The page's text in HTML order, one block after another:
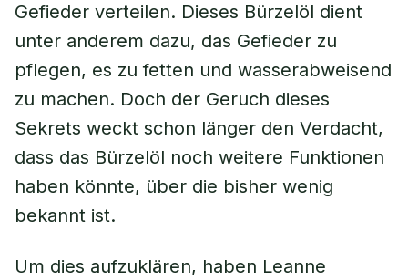
Gefieder verteilen. Dieses Bürzelöl dient
unter anderem dazu, das Gefieder zu
pflegen, es zu fetten und wasserabweisend
zu machen. Doch der Geruch dieses
Sekrets weckt schon länger den Verdacht,
dass das Bürzelöl noch weitere Funktionen
haben könnte, über die bisher wenig
bekannt ist.
Um dies aufzuklären, haben Leanne